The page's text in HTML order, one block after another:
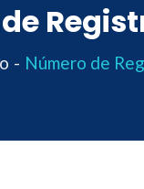
Número de